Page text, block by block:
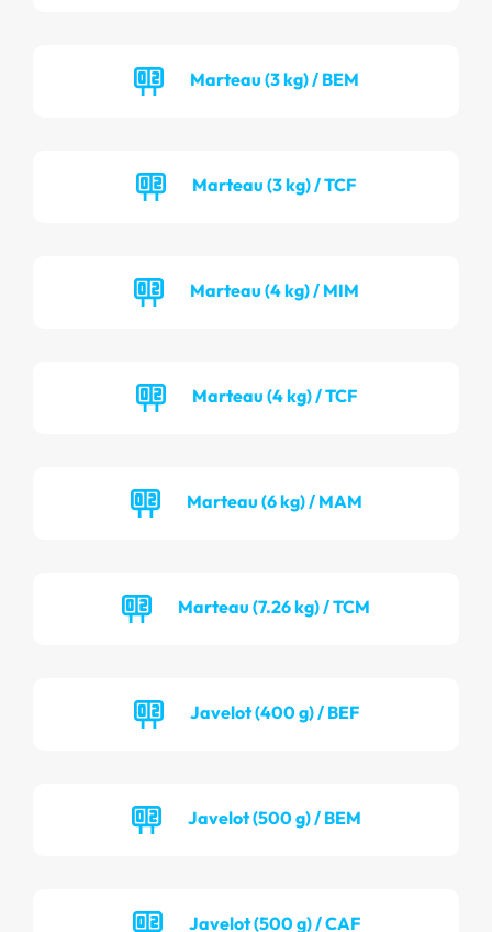
Marteau (3 kg) / BEM
Marteau (3 kg) / TCF
Marteau (4 kg) / MIM
Marteau (4 kg) / TCF
Marteau (6 kg) / MAM
Marteau (7.26 kg) / TCM
Javelot (400 g) / BEF
Javelot (500 g) / BEM
Javelot (500 g) / CAF